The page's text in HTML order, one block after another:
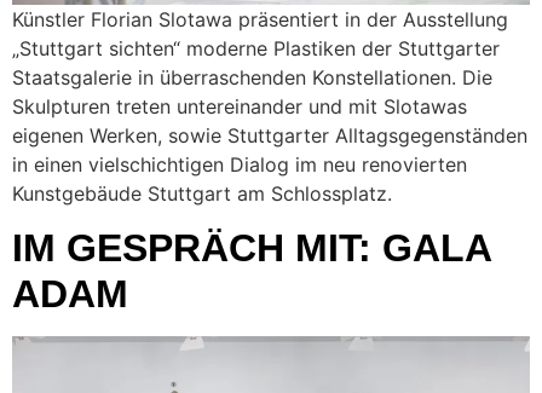
Künstler Florian Slotawa präsentiert in der Ausstellung
„Stuttgart sichten“ moderne Plastiken der Stuttgarter
Staatsgalerie in überraschenden Konstellationen. Die
Skulpturen treten untereinander und mit Slotawas
eigenen Werken, sowie Stuttgarter Alltagsgegenständen
in einen vielschichtigen Dialog im neu renovierten
Kunstgebäude Stuttgart am Schlossplatz.
IM GESPRÄCH MIT: GALA
ADAM